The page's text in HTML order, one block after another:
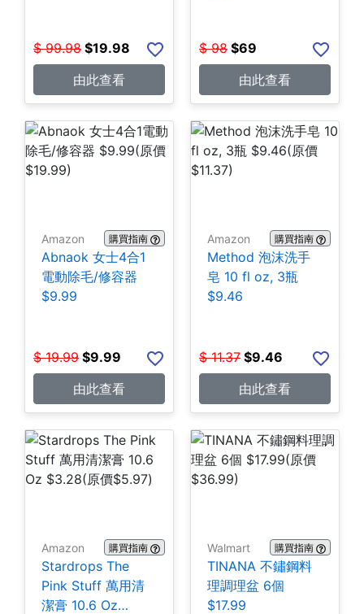
$ 99.98 $19.98
由此查看
$ 98 $69
由此查看
Amazon 購買指南
Abnaok 女士4合1
電動除毛/修容器
$9.99
$ 19.99 $9.99
由此查看
Amazon 購買指南
Method 泡沫洗手
皂 10 fl oz, 3瓶
$9.46
$ 11.37 $9.46
由此查看
Amazon 購買指南
Stardrops The
Pink Stuff 萬用清
潔膏 10.6 Oz
Walmart 購買指南
TINANA 不鏽鋼料
理調理盆 6個
$17.99